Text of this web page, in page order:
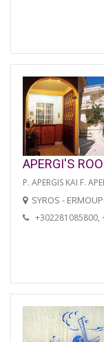
APERGI'S
P. APERGIS KAI F.
SYROS -
+302281085800,